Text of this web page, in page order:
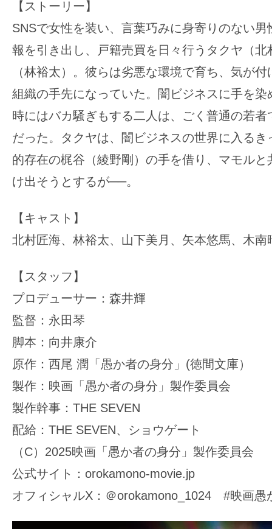
【ストーリー】
SNSで女性を装い、言葉巧みに身寄りのない
報を引き出し、戸籍売買を日々行うタクヤ（北
（林裕太）。彼らは劣悪な環境で育ち、気が
組織の手先になっていた。闇ビジネスに手を染
時にはバカ騒ぎもする二人は、ごく普通の若
だった。タクヤは、闇ビジネスの世界に入る
的存在の梶谷（綾野剛）の手を借り、マモル
け出そうとするが──。
【キャスト】
北村匠海、林裕太、山下美月、矢本悠馬、木南
【スタッフ】
プロデューサー：森井輝
監督：永田琴
脚本：向井康介
原作：西尾 潤「愚か者の身分」(徳間文庫）
製作：映画「愚か者の身分」製作委員会
製作幹事：THE SEVEN
配給：THE SEVEN、ショウゲート
（C）2025映画「愚か者の身分」製作委員会
公式サイト：orokamono-movie.jp
オフィシャルX：＠orokamono_1024 #映画愚